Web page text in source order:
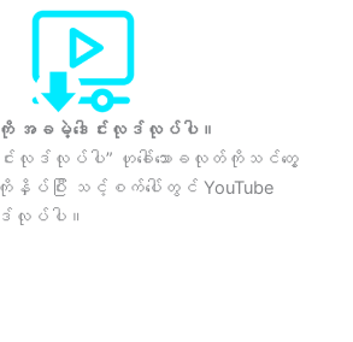
အခမဲ့ဒေါင်းလုဒ်လုပ်ပါ။
လုဒ်လုပ်ပါ” ဟုခေါ်သောခလုတ်ကိုသင်တွေ့
ပြီး သင့်စက်ပေါ်တွင် YouTube
လုပ်ပါ။